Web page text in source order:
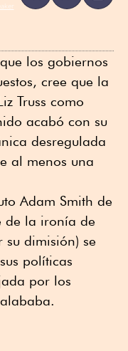
los gobiernos
cree que la
Truss como
acabó con su
desregulada
al menos una
Adam Smith de
de la ironía de
su dimisión) se
políticas
por los